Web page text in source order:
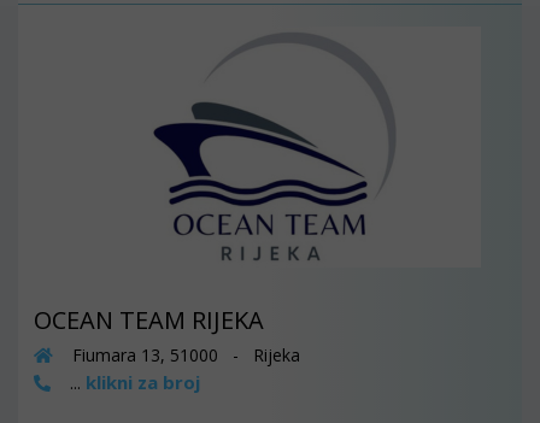
OCEAN TEAM RIJEKA
Fiumara 13, 51000 - Rijeka
... klikni za broj